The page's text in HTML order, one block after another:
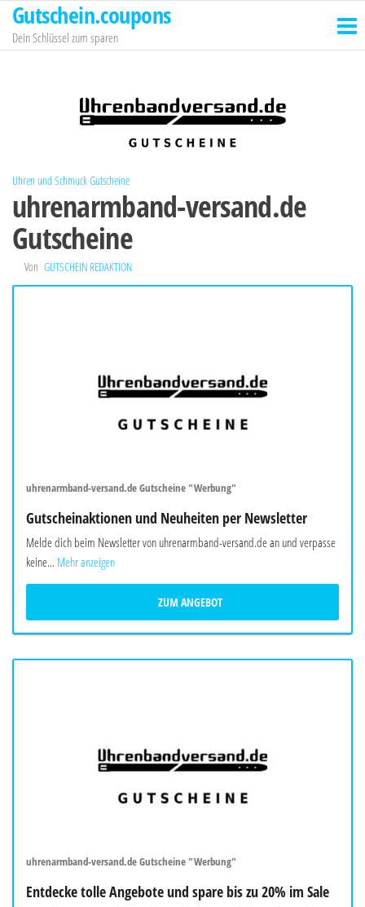
Zum
Inhalt
springen
Gutschein.coupons
Dein Schlüssel zum sparen
Uhren und Schmuck Gutscheine
uhrenarmband-versand.de
Gutscheine
Von GUTSCHEIN REDAKTION
uhrenarmband-versand.de Gutscheine "Werbung"
Gutscheinaktionen und Neuheiten per Newsletter
Melde dich beim Newsletter von uhrenarmband-versand.de an und verpasse
keine... Mehr anzeigen
ZUM ANGEBOT
uhrenarmband-versand.de Gutscheine "Werbung"
Entdecke tolle Angebote und spare bis zu 20% im Sale